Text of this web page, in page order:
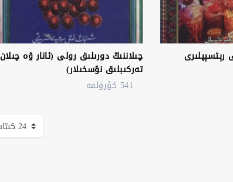
رېتسېپلىرى
چىلاننىڭ دورىلىق رولى (ئانار ۋە چىلان
تەركىبلىق نۇسخىلار)
541 كۆرۈلمە